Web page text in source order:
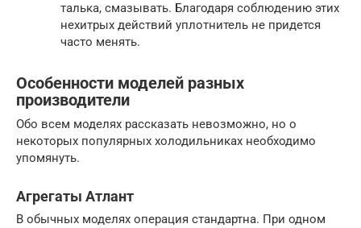
талька, смазывать. Благодаря соблюдению этих
нехитрых действий уплотнитель не придется
часто менять.
Особенности моделей разных
производители
Обо всем моделях рассказать невозможно, но о
некоторых популярных холодильниках необходимо
упомянуть.
Агрегаты Атлант
В обычных моделях операция стандартна. При одном